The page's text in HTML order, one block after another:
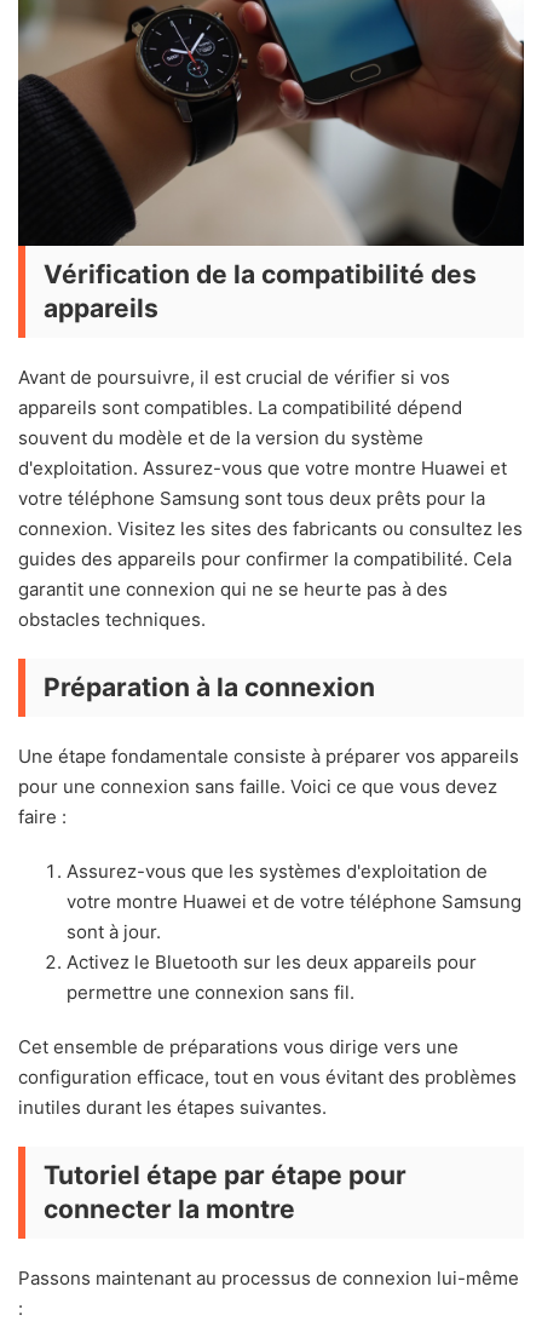
Vérification de la compatibilité des
appareils
Avant de poursuivre, il est crucial de vérifier si vos
appareils sont compatibles. La compatibilité dépend
souvent du modèle et de la version du système
d'exploitation. Assurez-vous que votre montre Huawei et
votre téléphone Samsung sont tous deux prêts pour la
connexion. Visitez les sites des fabricants ou consultez les
guides des appareils pour confirmer la compatibilité. Cela
garantit une connexion qui ne se heurte pas à des
obstacles techniques.
Préparation à la connexion
Une étape fondamentale consiste à préparer vos appareils
pour une connexion sans faille. Voici ce que vous devez
faire :
Assurez-vous que les systèmes d'exploitation de
votre montre Huawei et de votre téléphone Samsung
sont à jour.
Activez le Bluetooth sur les deux appareils pour
permettre une connexion sans fil.
Cet ensemble de préparations vous dirige vers une
configuration efficace, tout en vous évitant des problèmes
inutiles durant les étapes suivantes.
Tutoriel étape par étape pour
connecter la montre
Passons maintenant au processus de connexion lui-même
: